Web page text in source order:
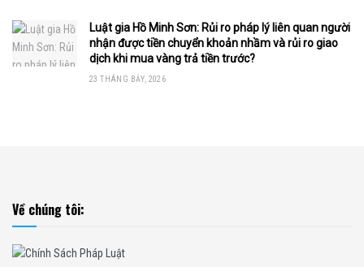
Luật gia Hồ Minh Sơn: Rủi ro pháp lý liên quan người
nhận được tiền chuyển khoản nhầm và rủi ro giao
dịch khi mua vàng trả tiền trước?
23 THÁNG BẢY, 2026
Về chúng tôi: